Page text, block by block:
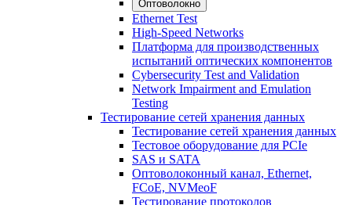
Оптоволокно
Ethernet Test
High-Speed Networks
Платформа для производственных
испытаний оптических компонентов
Cybersecurity Test and Validation
Network Impairment and Emulation
Testing
Тестирование сетей хранения данных
Тестирование сетей хранения данных
Тестовое оборудование для PCIe
SAS и SATA
Оптоволоконный канал, Ethernet,
FCoE, NVMeoF
Тестирование протоколов